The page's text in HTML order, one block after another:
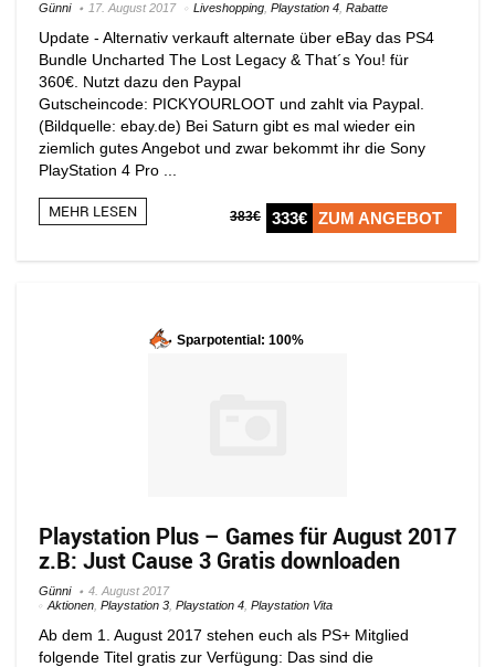
Günni 17. August 2017 Liveshopping Playstation 4 Rabatte
Update - Alternativ verkauft alternate über eBay das PS4
Bundle Uncharted The Lost Legacy & That´s You! für
360€. Nutzt dazu den Paypal
Gutscheincode: PICKYOURLOOT und zahlt via Paypal.
(Bildquelle: ebay.de) Bei Saturn gibt es mal wieder ein
ziemlich gutes Angebot und zwar bekommt ihr die Sony
PlayStation 4 Pro ...
MEHR LESEN 383€ 333€ ZUM ANGEBOT
Sparpotential: 100%
Playstation Plus – Games für August 2017
z.B: Just Cause 3 Gratis downloaden
Günni
4. August 2017
Aktionen Playstation 3 Playstation 4 Playstation Vita
Ab dem 1. August 2017 stehen euch als PS+ Mitglied
folgende Titel gratis zur Verfügung: Das sind die